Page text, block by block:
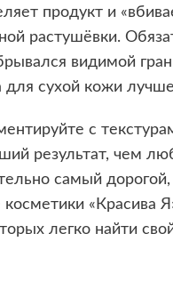
продукт и
растушёвки.
видимой
для сухой кожи
с
результат, чем
самый
косметики «Красива
легко найти